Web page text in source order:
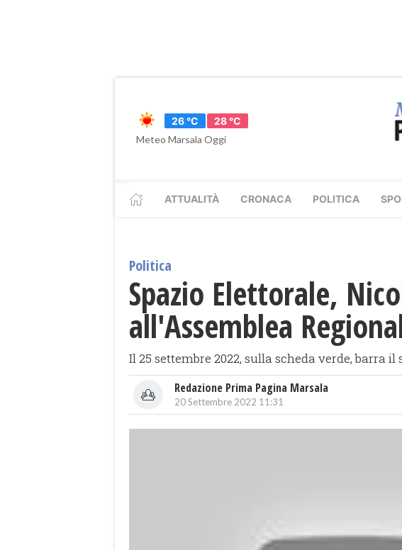
26 °C
28 °C
Meteo Marsala Oggi
ATTUALITÀ CRONACA POLITICA
Politica
​Spazio Elettorale,
all'Assemblea
Il 25 settembre 2022, sulla scheda verde, barra
Redazione Prima Pagina Marsala
20 Settembre 2022 11:31